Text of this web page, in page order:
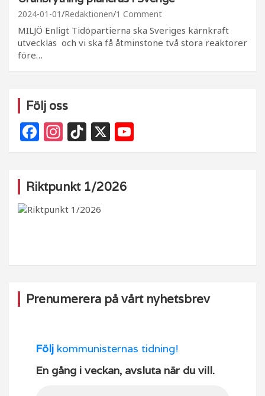
2024-01-01 Redaktionen 1 Comment
MILJÖ Enligt Tidöpartierna ska Sveriges kärnkraft
utvecklas och vi ska få åtminstone två stora reaktorer
före…
Följ oss
F
a
e
b
k
In
st
g
ra
Ti
k
o
k
X
o
Riktpunkt 1/2026
Prenumerera på vårt nyhetsbrev
Följ kommunisternas tidning!
En gång i veckan, avsluta när du vill.